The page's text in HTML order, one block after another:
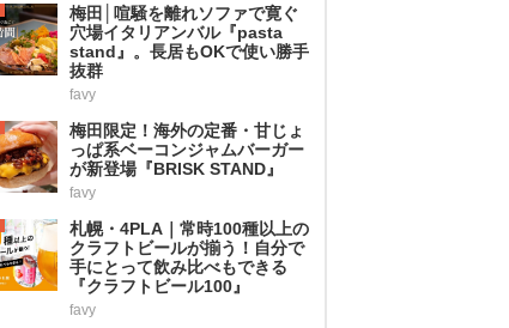
梅田│喧騒を離れソファで寛ぐ
穴場イタリアンバル『pasta
stand』。長居もOKで使い勝手
抜群
favy
梅田限定！海外の定番・甘じょ
っぱ系ベーコンジャムバーガー
が新登場『BRISK STAND』
favy
札幌・4PLA｜常時100種以上の
クラフトビールが揃う！自分で
手にとって飲み比べもできる
『クラフトビール100』
favy